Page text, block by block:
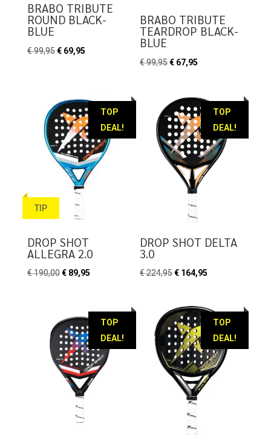
BRABO TRIBUTE
ROUND BLACK-
BLUE
€99,95 Oorspronkelijke
€ 99,95.
€69,95Huidige
€ 69,95.
BRABO TRIBUTE
TEARDROP BLACK-
BLUE
€99,95Oorspronkelijke
€ 99,95.
€ 67,95
€ 67,95.
TOP
DEAL!
TIP
DROP SHOT
ALLEGRA 2.0
€190,00 Oorspronkelijke
€ 190,00.
€89,95Huidige
€ 89,95.
TOP
DEAL!
DROP SHOT DELTA
3.0
€224,95Oorspronkelijke
was:
€ 224,95.
€ 164,95
€ 164,95.
TOP
DEAL!
TOP
DEAL!